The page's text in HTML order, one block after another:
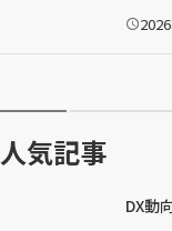
公
日
人気記事
DX動